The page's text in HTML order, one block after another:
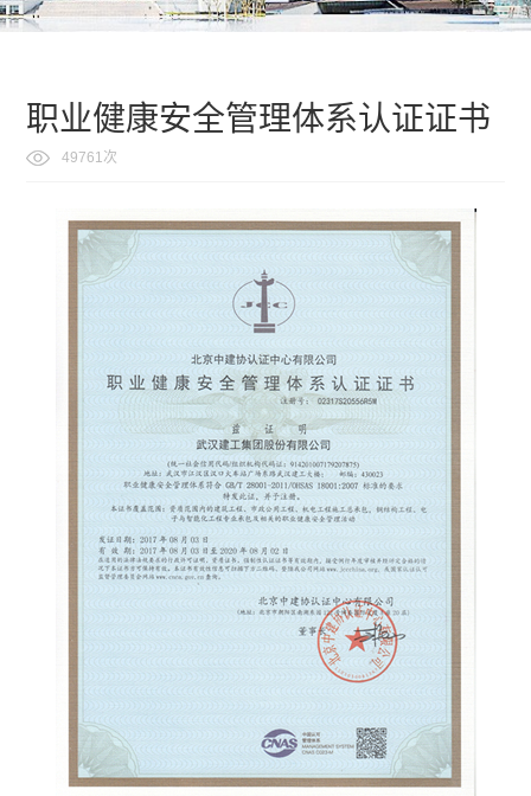
职业健康安全管理体系认证证书
49761次